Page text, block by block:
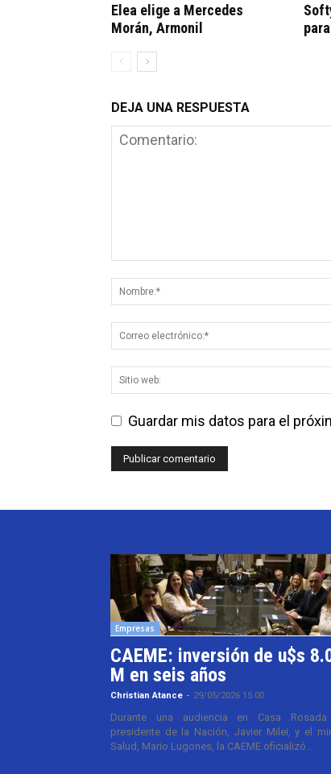
Elea elige a Mercedes
Morán, Armonil
DEJA UNA RESPUESTA
Guardar mis datos para el
Empresas
CAEME: inversión de u$s
M en seis años
Christian Atance - 29/05/2026 15:00
Durante una audiencia en Casa
presidente de la Nación, Javier Milei, y el
Salud, Mario Lugones, la CAEME oficializó...